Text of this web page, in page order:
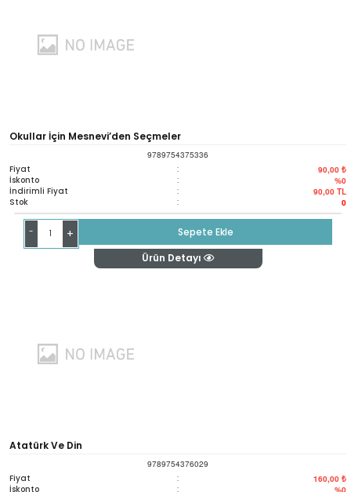
Okullar İçin Mesnevi’den Seçmeler
9789754375336
Fiyat : 90,00 ₺
İskonto : %0
İndirimli Fiyat : 90,00 TL
Stok : 0
- +
Sepete Ekle
Ürün Detayı
Atatürk Ve Din
9789754376029
Fiyat : 160,00 ₺
İskonto : %0